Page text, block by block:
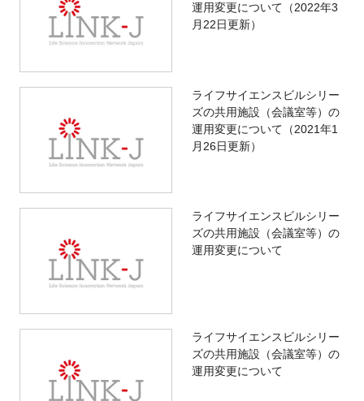
運用変更について（2022年3
月22日更新）
ライフサイエンスビルシリー
ズの共用施設（会議室等）の
運用変更について（2021年1
月26日更新）
ライフサイエンスビルシリー
ズの共用施設（会議室等）の
運用変更について
ライフサイエンスビルシリー
ズの共用施設（会議室等）の
運用変更について